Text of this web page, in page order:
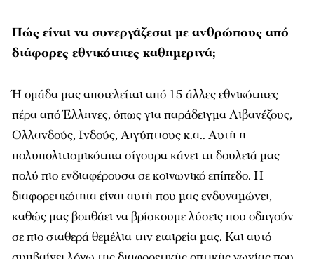
Πώς είναι να συνεργάζεσαι με ανθρώπους από
διάφορες εθνικότητες καθημερινά;
Ή ομάδα μας αποτελείται από 15 άλλες εθνικότητες
πέρα από Έλληνες, όπως για παράδειγμα Λιβανέζους,
Ολλανδούς, Ινδούς, Αιγύπτιους κ.α.. Αυτή η
πολυπολιτισμικότητα σίγουρα κάνει τη δουλειά μας
πολύ πιο ενδιαφέρουσα σε κοινωνικό επίπεδο. Η
διαφορετικότητα είναι αυτή που μας ενδυναμώνει,
καθώς μας βοηθάει να βρίσκουμε λύσεις που οδηγούν
σε πιο σταθερά θεμέλια την εταιρεία μας. Και αυτό